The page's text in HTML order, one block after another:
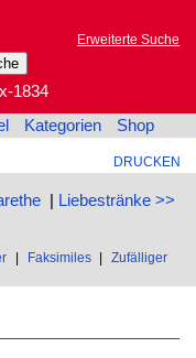
Erweiterte Suche
1834
Kategorien Shop
DRUCKEN
| Liebestränke >>
| Faksimiles |
Zufälliger